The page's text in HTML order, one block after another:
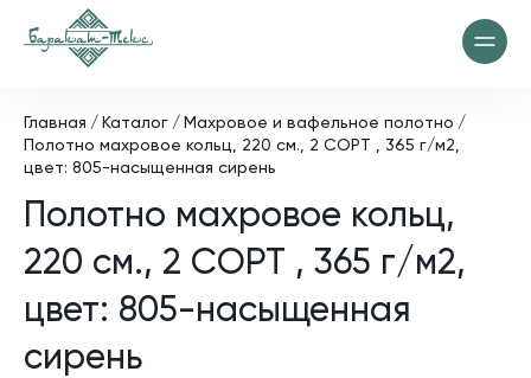
Главная Каталог
Махровое и вафельное полотно
Полотно махровое кольц, 220 см., 2 СОРТ , 365 г/м2,
цвет: 805-насыщенная сирень
Полотно махровое кольц,
220 см., 2 СОРТ , 365 г/м2,
цвет: 805-насыщенная
сирень